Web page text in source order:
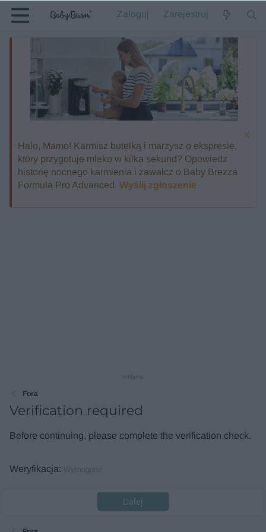
Zaloguj Zarejestruj
Halo, Mamo! Karmisz butelką i marzysz o ekspresie,
który przygotuje mleko w kilka sekund? Opowiedz
historię nocnego karmienia i zawalcz o Baby Brezza
Formula Pro Advanced. Wyślij zgłoszenie
Fora
Verification required
Before continuing, please complete the verification check.
Weryfikacja Wymagane
Dalej